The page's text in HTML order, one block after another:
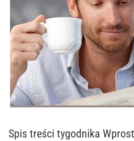
Spis treści tygodnika